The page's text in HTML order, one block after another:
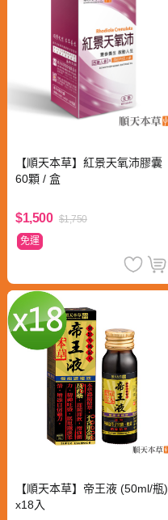
【順天本草】紅景天氧沛膠囊
60顆 / 盒
$1,500 $1,750
免運
【順天本草】帝王液 (50ml/瓶)
x18入